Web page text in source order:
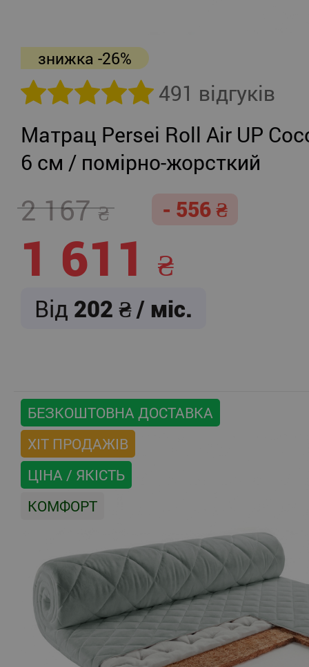
знижка -26%
491 відгуків
Матрац Persei Roll Air UP
6 см / помірно-жорсткий
2 167 - 556
1 611
Від 202 / міс.
БЕЗКОШТОВНА ДОСТАВКА
ХІТ ПРОДАЖІВ
ЦІНА / ЯКІСТЬ
КОМФОРТ